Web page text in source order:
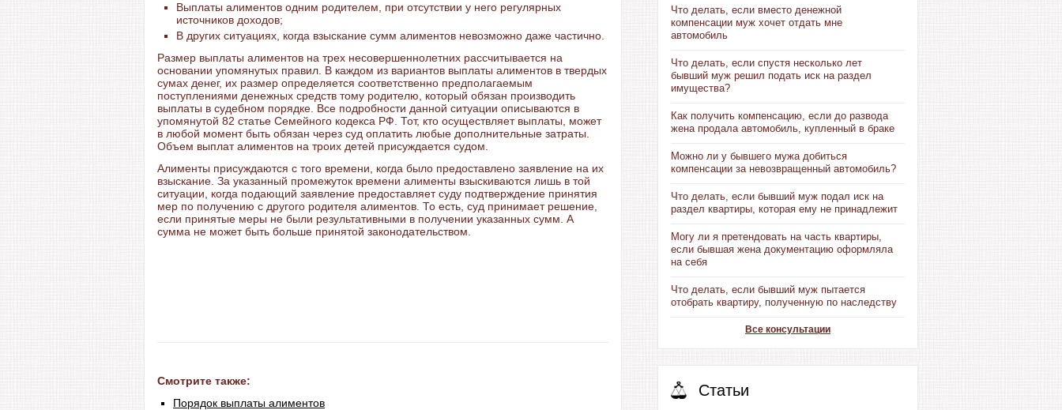
Выплаты алиментов одним родителем, при отсутствии у него регулярных
источников доходов;
В других ситуациях, когда взыскание сумм алиментов невозможно даже частично.
Размер выплаты алиментов на трех несовершеннолетних рассчитывается на
основании упомянутых правил. В каждом из вариантов выплаты алиментов в твердых
сумах денег, их размер определяется соответственно предполагаемым
поступлениями денежных средств тому родителю, который обязан производить
выплаты в судебном порядке. Все подробности данной ситуации описываются в
упомянутой 82 статье Семейного кодекса РФ. Тот, кто осуществляет выплаты, может
в любой момент быть обязан через суд оплатить любые дополнительные затраты.
Объем выплат алиментов на троих детей присуждается судом.
Алименты присуждаются с того времени, когда было предоставлено заявление на их
взыскание. За указанный промежуток времени алименты взыскиваются лишь в той
ситуации, когда подающий заявление предоставляет суду подтверждение принятия
мер по получению с другого родителя алиментов. То есть, суд принимает решение,
если принятые меры не были результативными в получении указанных сумм. А
сумма не может быть больше принятой законодательством.
Смотрите также:
Порядок выплаты алиментов
Что делать, если вместо денежной
компенсации муж хочет отдать мне
автомобиль
Что делать, если спустя несколько лет
бывший муж решил подать иск на раздел
имущества?
Как получить компенсацию, если до развода
жена продала автомобиль, купленный в браке
Можно ли у бывшего мужа добиться
компенсации за невозвращенный автомобиль?
Что делать, если бывший муж подал иск на
раздел квартиры, которая ему не принадлежит
Могу ли я претендовать на часть квартиры,
если бывшая жена документацию оформляла
на себя
Что делать, если бывший муж пытается
отобрать квартиру, полученную по наследству
Все консультации
Статьи